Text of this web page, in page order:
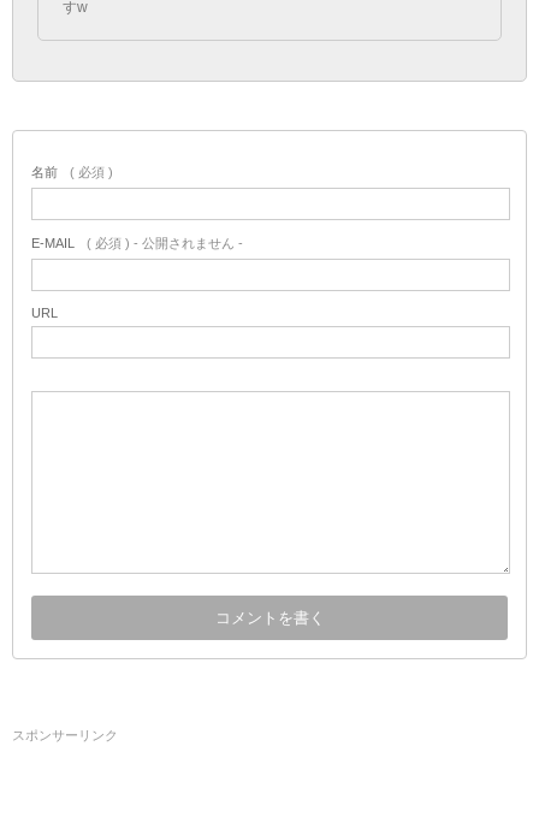
すw
名前 ( 必須 )
E-MAIL ( 必須 ) - 公開されません -
URL
スポンサーリンク